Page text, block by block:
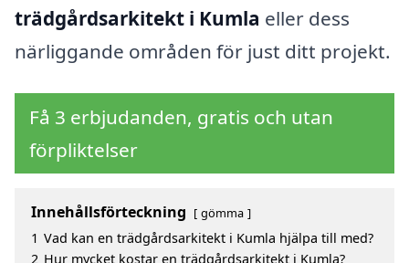
trädgårdsarkitekt i Kumla eller dess
närliggande områden för just ditt projekt.
Få 3 erbjudanden, gratis och utan
förpliktelser
Innehållsförteckning gömma
1 Vad kan en trädgårdsarkitekt i Kumla hjälpa till med?
2 Hur mycket kostar en trädgårdsarkitekt i Kumla?